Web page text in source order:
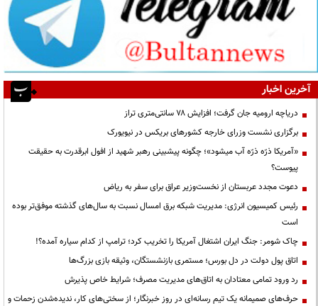
آخرین اخبار
دریاچه ارومیه جان گرفت؛ افزایش ۷۸ سانتی‌متری تراز
برگزاری نشست وزرای خارجه کشورهای بریکس در نیویورک
«آمریکا ذرّه ذرّه آب میشود»؛ چگونه پیشبینی رهبر شهید از افول ابرقدرت به حقیقت
پیوست؟
دعوت مجدد عربستان از نخست‌وزیر عراق برای سفر به ریاض
رئیس کمیسیون انرژی: مدیریت شبکه برق امسال نسبت به سال‌های گذشته موفق‌تر بوده
است
چاک شومر: جنگ ایران اشتغال آمریکا را تخریب کرد؛ ترامپ از کدام سیاره آمده؟!
اتاق پول دولت در دل بورس؛ مستمری بازنشستگان، وثیقه بازی بزرگ‌ها
رد ورود تمامی معتادان به اتاق‌های مدیریت مصرف؛ شرایط خاص پذیرش
حرف‌های صمیمانه یک تیم رسانه‌ای در روز خبرنگار؛ از سختی‌های کار، ندیده‌شدن زحمات و